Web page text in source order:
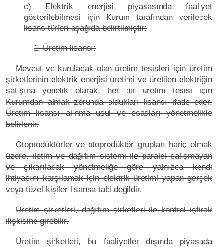
c) Elektrik enerjisi piyasasında faaliyet
gösterilebilmesi için Kurum tarafından verilecek
lisans türleri aşağıda belirtilmiştir:
1. Üretim lisansı:
Mevcut ve kurulacak olan üretim tesisleri için üretim
şirketlerinin elektrik enerjisi üretimi ve üretilen elektriğin
satışına yönelik olarak, her bir üretim tesisi için
Kurumdan almak zorunda oldukları lisansı ifade eder.
Üretim lisansı alınma usul ve esasları yönetmelikle
belirlenir.
Otoprodüktörler ve otoprodüktör grupları hariç olmak
üzere, iletim ve dağıtım sistemi ile paralel çalışmayan
ve çıkarılacak yönetmeliğe göre yalnızca kendi
ihtiyacını karşılamak için elektrik üretimi yapan gerçek
veya tüzel kişiler lisansa tabi değildir.
Üretim şirketleri, dağıtım şirketleri ile kontrol iştirak
ilişkisine girebilir.
Üretim şirketleri, bu faaliyetler dışında piyasada